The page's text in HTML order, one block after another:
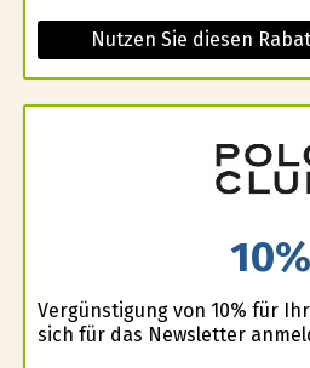
Nutzen Sie diesen
10%
Vergünstigung von 10% für
sich für das Newsletter